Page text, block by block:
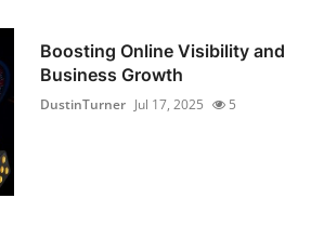
Boosting Online Visibility and
Business Growth
DustinTurner Jul 17, 2025 5